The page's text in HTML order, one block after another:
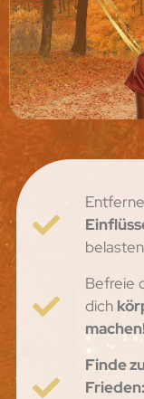
Befreie
dich
Finde
Frieden: